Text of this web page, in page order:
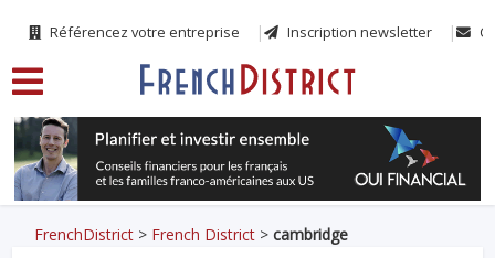
Référencez votre entreprise Inscription newsletter
FrenchDistrict > French District >cambridge